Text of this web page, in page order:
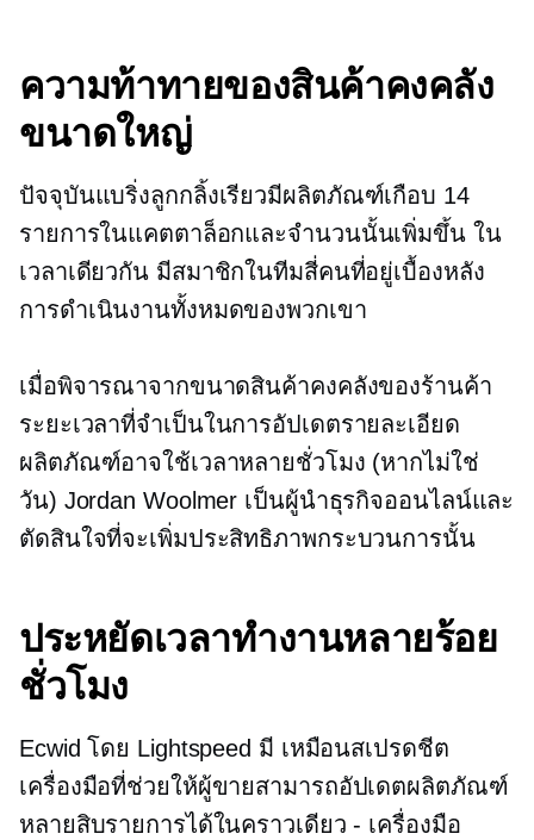
ความท้าทายของสินค้าคงคลัง
ขนาดใหญ่
ปัจจุบันแบริ่งลูกกลิ้งเรียวมีผลิตภัณฑ์เกือบ 14
รายการในแคตตาล็อกและจำนวนนั้นเพิ่มขึ้น ใน
เวลาเดียวกัน มีสมาชิกในทีมสี่คนที่อยู่เบื้องหลัง
การดำเนินงานทั้งหมดของพวกเขา
เมื่อพิจารณาจากขนาดสินค้าคงคลังของร้านค้า
ระยะเวลาที่จำเป็นในการอัปเดตรายละเอียด
ผลิตภัณฑ์อาจใช้เวลาหลายชั่วโมง (หากไม่ใช่
วัน) Jordan Woolmer เป็นผู้นำธุรกิจออนไลน์และ
ตัดสินใจที่จะเพิ่มประสิทธิภาพกระบวนการนั้น
ประหยัดเวลาทำงานหลายร้อย
ชั่วโมง
Ecwid โดย Lightspeed มี เหมือนสเปรดชีต
เครื่องมือที่ช่วยให้ผู้ขายสามารถอัปเดตผลิตภัณฑ์
หลายสิบรายการได้ในคราวเดียว - เครื่องมือ